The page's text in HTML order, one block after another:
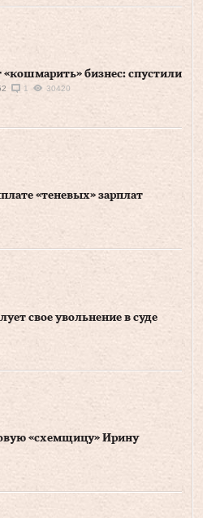
бизнес: спустили
1 30420
«теневых» зарплат
свое увольнение в суде
«схемщицу» Ирину